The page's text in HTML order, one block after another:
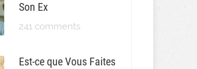
Son Ex
241 comments
Est-ce que Vous Faites